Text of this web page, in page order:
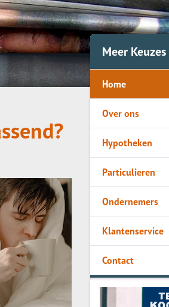
Een zieke ondernemer
Omzetverlies
Pensioen
Meer Keuzes
Home
Over ons
Hypotheken
Particulieren
Ondernemers
Klantenservice
Contact